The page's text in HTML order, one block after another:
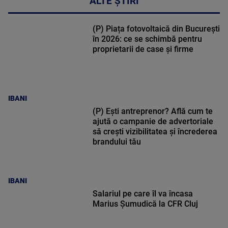
IBANI
(P) Piața fotovoltaică din București
în 2026: ce se schimbă pentru
proprietarii de case și firme
IBANI
(P) Ești antreprenor? Află cum te
ajută o campanie de advertoriale
să crești vizibilitatea și încrederea
brandului tău
Salariul pe care îl va încasa
Marius Șumudică la CFR Cluj